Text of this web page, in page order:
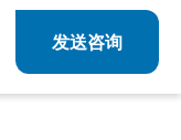
发送咨询